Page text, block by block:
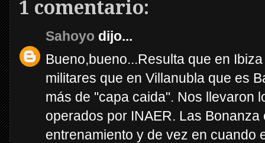
1 comentario:
Sahoyo dijo...
Bueno,bueno...Resulta que en
militares que en Villanubla que es
más de "capa caida". Nos llevaron
operados por INAER. Las
entrenamiento y de vez en cuando